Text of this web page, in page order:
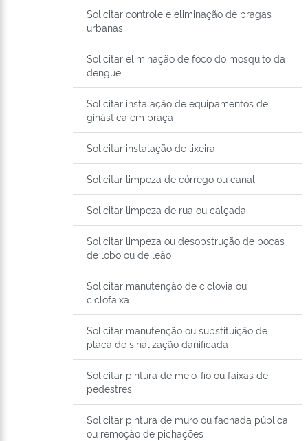
Solicitar controle e eliminação de pragas
urbanas
Solicitar eliminação de foco do mosquito da
dengue
Solicitar instalação de equipamentos de
ginástica em praça
Solicitar instalação de lixeira
Solicitar limpeza de córrego ou canal
Solicitar limpeza de rua ou calçada
Solicitar limpeza ou desobstrução de bocas
de lobo ou de leão
Solicitar manutenção de ciclovia ou
ciclofaixa
Solicitar manutenção ou substituição de
placa de sinalização danificada
Solicitar pintura de meio-fio ou faixas de
pedestres
Solicitar pintura de muro ou fachada pública
ou remoção de pichações